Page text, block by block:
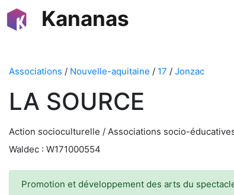
Kananas
Associations / Nouvelle-aquitaine / 17 / Jonzac
LA SOURCE
Action socioculturelle / Associations socio-
Waldec : W171000554
Promotion et développement des arts du